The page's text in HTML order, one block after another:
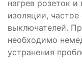
нагрев розеток
изоляции,
выключателей.
необходимо
устранения